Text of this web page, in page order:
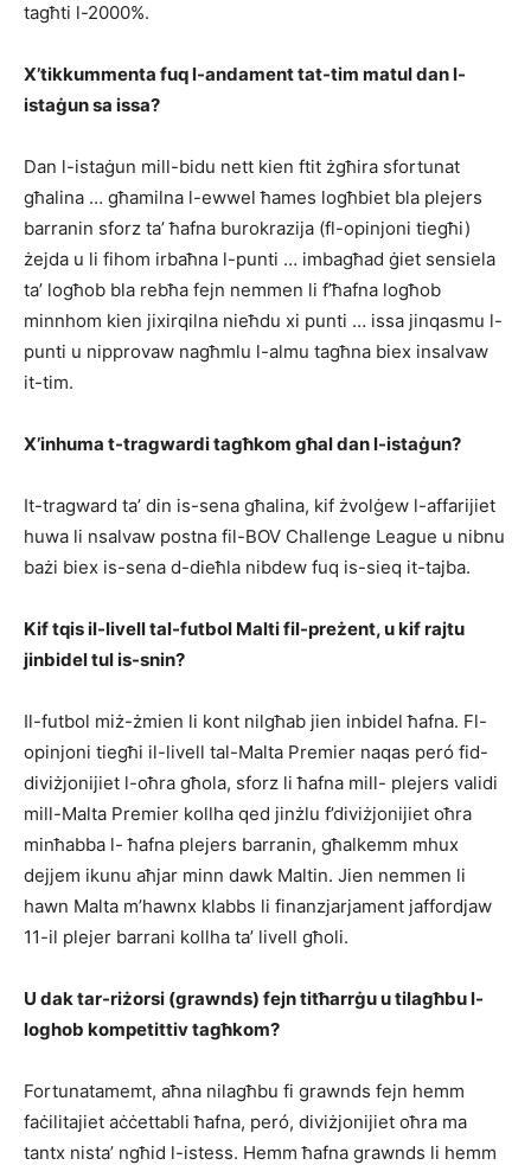
tagħti l-2000%.
X’tikkummenta fuq l-andament tat-tim matul dan l-
istaġun sa issa?
Dan l-istaġun mill-bidu nett kien ftit żgħira sfortunat
għalina … għamilna l-ewwel ħames logħbiet bla plejers
barranin sforz ta’ ħafna burokrazija (fl-opinjoni tiegħi)
żejda u li fihom irbaħna l-punti … imbagħad ġiet sensiela
ta’ logħob bla rebħa fejn nemmen li f’ħafna logħob
minnhom kien jixirqilna nieħdu xi punti … issa jinqasmu l-
punti u nipprovaw nagħmlu l-almu tagħna biex insalvaw
it-tim.
X’inhuma t-tragwardi tagħkom għal dan l-istaġun?
It-tragward ta’ din is-sena għalina, kif żvolġew l-affarijiet
huwa li nsalvaw postna fil-BOV Challenge League u nibnu
bażi biex is-sena d-dieħla nibdew fuq is-sieq it-tajba.
Kif tqis il-livell tal-futbol Malti fil-preżent, u kif rajtu
jinbidel tul is-snin?
Il-futbol miż-żmien li kont nilgħab jien inbidel ħafna. Fl-
opinjoni tiegħi il-livell tal-Malta Premier naqas peró fid-
diviżjonijiet l-oħra għola, sforz li ħafna mill- plejers validi
mill-Malta Premier kollha qed jinżlu f’diviżjonijiet oħra
minħabba l- ħafna plejers barranin, għalkemm mhux
dejjem ikunu aħjar minn dawk Maltin. Jien nemmen li
hawn Malta m’hawnx klabbs li finanzjarjament jaffordjaw
11-il plejer barrani kollha ta’ livell għoli.
U dak tar-riżorsi (grawnds) fejn titħarrġu u tilagħbu l-
loghob kompetittiv tagħkom?
Fortunatamemt, aħna nilagħbu fi grawnds fejn hemm
faċilitajiet aċċettabli ħafna, peró, diviżjonijiet oħra ma
tantx nista’ ngħid l-istess. Hemm ħafna grawnds li hemm